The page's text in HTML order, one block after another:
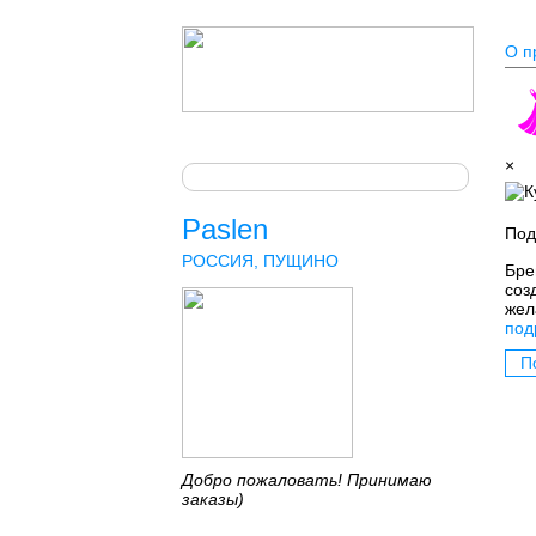
О
Paslen
РОССИЯ, ПУЩИНО
Добро пожаловать! Принимаю
заказы)
×